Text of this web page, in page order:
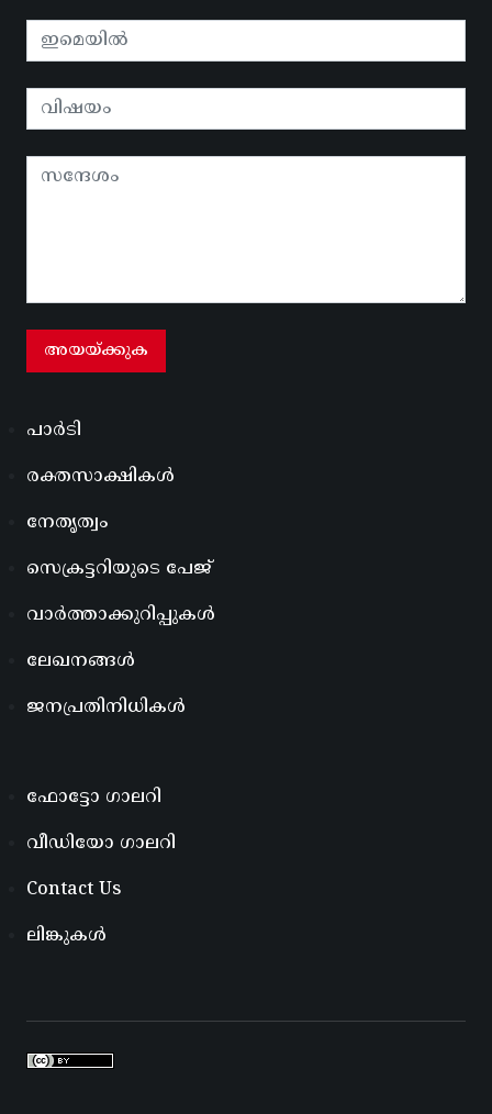
പാർടി
രക്തസാക്ഷികൾ
നേതൃത്വം
സെക്രട്ടറിയുടെ പേജ്
വാർത്താക്കുറിപ്പുകൾ
ലേഖനങ്ങൾ
ജനപ്രതിനിധികൾ
ഫോട്ടോ ഗാലറി
വീഡിയോ ഗാലറി
Contact Us
ലിങ്കുകൾ